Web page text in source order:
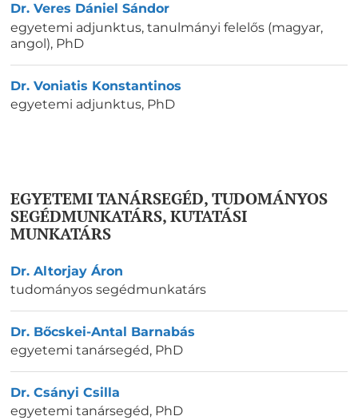
Dr. Veres Dániel Sándor
egyetemi adjunktus, tanulmányi felelős (magyar,
angol), PhD
Dr. Voniatis Konstantinos
egyetemi adjunktus, PhD
EGYETEMI TANÁRSEGÉD, TUDOMÁNYOS
SEGÉDMUNKATÁRS, KUTATÁSI
MUNKATÁRS
Dr. Altorjay Áron
tudományos segédmunkatárs
Dr. Bőcskei-Antal Barnabás
egyetemi tanársegéd, PhD
Dr. Csányi Csilla
egyetemi tanársegéd, PhD